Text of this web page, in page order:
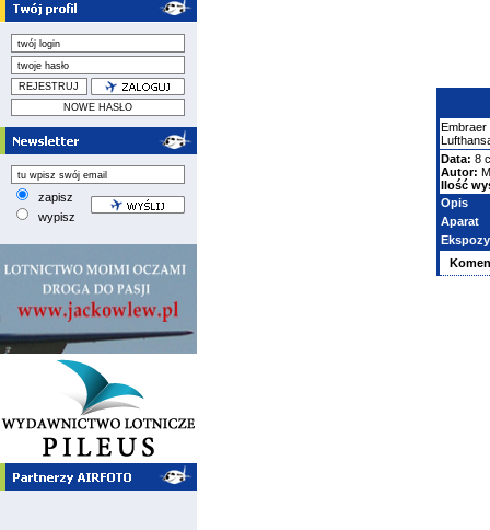
zapisz
wypisz
Embraer
Data: 8
Autor:
Ilość
Opis
Aparat